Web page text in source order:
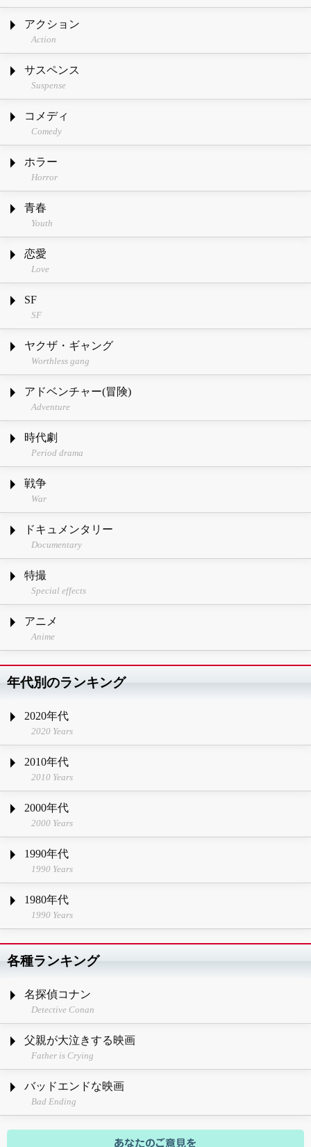
アクション
Action
サスペンス
Suspense
コメディ
Comedy
ホラー
Horror
青春
Youth
恋愛
Love
SF
SF
ヤクザ・ギャング
Worthless gang
アドベンチャー(冒険)
Adventure
時代劇
Period drama
戦争
War
ドキュメンタリー
Documentary
特撮
Special effects
アニメ
Anime
年代別のランキング
2020年代
2020 Years
2010年代
2010 Years
2000年代
2000 Years
1990年代
1990 Years
1980年代
1990 Years
各種ランキング
名探偵コナン
Detective Conan
父親が大泣きする映画
Father is Crying
バッドエンドな映画
Bad Ending